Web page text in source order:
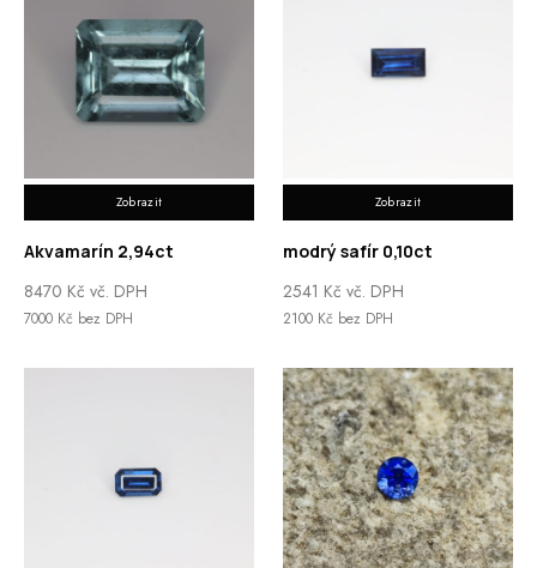
Zobrazit
Akvamarín 2,94ct
8470 Kč vč. DPH
7000 Kč bez DPH
Zobrazit
modrý safír 0,10ct
2541 Kč vč. DPH
2100 Kč bez DPH